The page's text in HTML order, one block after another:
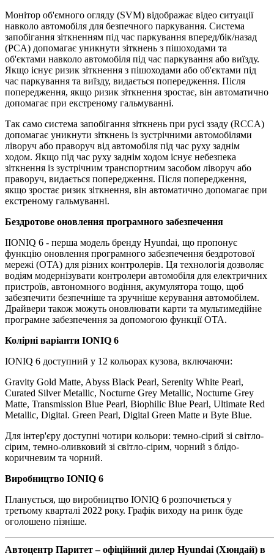
Монітор об'ємного огляду (SVM) відображає відео ситуації
навколо автомобіля для безпечного паркування. Система
запобігання зіткненням під час паркування вперед/бік/назад
(PCA) допомагає уникнути зіткнень з пішоходами та
об'єктами навколо автомобіля під час паркування або виїзду.
Якщо існує ризик зіткнення з пішоходами або об'єктами під
час паркування та виїзду, видається попередження. Після
попередження, якщо ризик зіткнення зростає, він автоматично
допомагає при екстреному гальмуванні.
Так само система запобігання зіткнень при русі ззаду (RCCA)
допомагає уникнути зіткнень із зустрічними автомобілями
ліворуч або праворуч від автомобіля під час руху заднім
ходом. Якщо під час руху заднім ходом існує небезпека
зіткнення із зустрічним транспортним засобом ліворуч або
праворуч, видається попередження. Після попередження,
якщо зростає ризик зіткнення, він автоматично допомагає при
екстреному гальмуванні.
Бездротове оновлення програмного забезпечення
IIONIQ 6 - перша модель бренду Hyundai, що пропонує
функцію оновлення програмного забезпечення бездротової
мережі (OTA) для різних контролерів. Ця технологія дозволяє
водіям модернізувати контролери автомобіля для електричних
пристроїв, автономного водіння, акумулятора тощо, щоб
забезпечити безпечніше та зручніше керування автомобілем.
Драйвери також можуть оновлювати карти та мультимедійне
програмне забезпечення за допомогою функції OTA.
Колірні варіанти IONIQ 6
IONIQ 6 доступний у 12 кольорах кузова, включаючи:
Gravity Gold Matte, Abyss Black Pearl, Serenity White Pearl,
Curated Silver Metallic, Nocturne Grey Metallic, Nocturne Grey
Matte, Transmission Blue Pearl, Biophilic Blue Pearl, Ultimate Red
Metallic, Digital. Green Pearl, Digital Green Matte и Byte Blue.
Для інтер'єру доступні чотири кольори: темно-сірий зі світло-
сірим, темно-оливковий зі світло-сірим, чорний з блідо-
коричневим та чорний.
Виробництво IONIQ 6
Планується, що виробництво IONIQ 6 розпочнеться у
третьому кварталі 2022 року. Графік виходу на ринк буде
оголошено пізніше.
Автоцентр Паритет – офіційний дилер Hyundai (Хюндай) в